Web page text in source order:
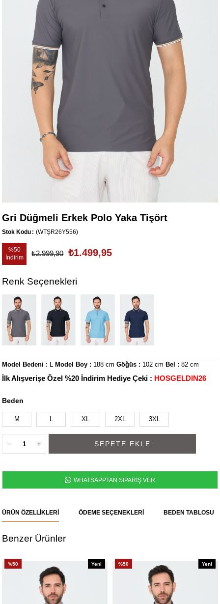
Gri Düğmeli Erkek Polo Yaka Tişört
Stok Kodu (WTŞR26Y556)
%50
İndirim
₺2.999,90 ₺1.499,95
Renk Seçenekleri
Model Bedeni : Model Boy : 188 cmGöğüs : 102 cm Bel : 82 cm
İlk Alışverişe Özel %20 İndirim Hediye Çeki : HOSGELDIN26
Beden
M XL 2XL 3XL
WHATSAPPTAN SİPARİŞ VER
ÜRÜN ÖZELLIKLERI ÖDEME SEÇENEKLERI BEDEN TABLOSU
Benzer Ürünler
%50
Yeni
%50
Yeni